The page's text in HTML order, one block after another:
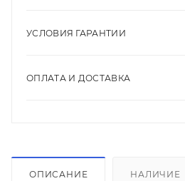
УСЛОВИЯ ГАРАНТИИ
ОПЛАТА И ДОСТАВКА
ОПИСАНИЕ НАЛИЧИЕ